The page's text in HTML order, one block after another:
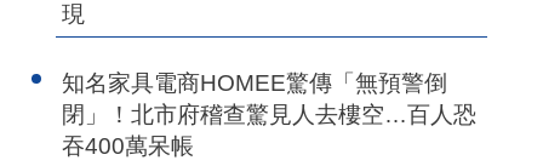
現
知名家具電商HOMEE驚傳「無預警倒
閉」！北市府稽查驚見人去樓空…百人恐
吞400萬呆帳